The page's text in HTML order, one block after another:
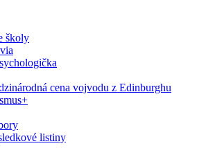
školy
cena vojvodu z Edinburghu
listiny